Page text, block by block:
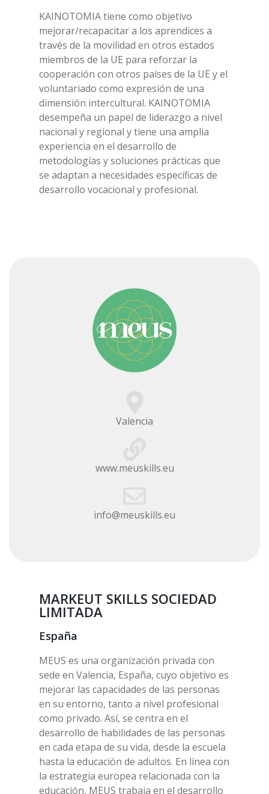
KAINOTOMIA tiene como objetivo
mejorar/recapacitar a los aprendices a
través de la movilidad en otros estados
miembros de la UE para reforzar la
cooperación con otros países de la UE y el
voluntariado como expresión de una
dimensión intercultural. KAINOTOMIA
desempeña un papel de liderazgo a nivel
nacional y regional y tiene una amplia
experiencia en el desarrollo de
metodologías y soluciones prácticas que
se adaptan a necesidades específicas de
desarrollo vocacional y profesional.
Valencia
www.meuskills.eu
info@meuskills.eu
MARKEUT SKILLS SOCIEDAD
LIMITADA
España
MEUS es una organización privada con
sede en Valencia, España, cuyo objetivo es
mejorar las capacidades de las personas
en su entorno, tanto a nivel profesional
como privado. Así, se centra en el
desarrollo de habilidades de las personas
en cada etapa de su vida, desde la escuela
hasta la educación de adultos. En línea con
la estrategia europea relacionada con la
educación, MEUS trabaja en el desarrollo